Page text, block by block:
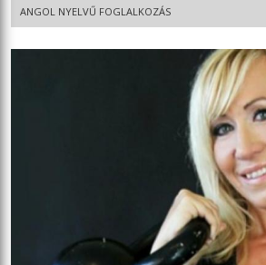
ANGOL NYELVŰ FOGLALKOZÁS